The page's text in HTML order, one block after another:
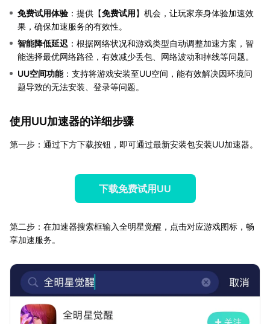
免费试用体验 ：提供【免费试用】机会，让玩家亲身体验加速效
果，确保加速服务的有效性。
智能降低延迟 ：根据网络状况和游戏类型自动调整加速方案，智
能选择最优网络路径，有效减少丢包、网络波动和掉线等问题。
UU空间功能：支持将游戏安装至UU空间，能有效解决因环境问
题导致的无法安装、登录等问题。
使用UU加速器的详细步骤
第一步：通过下方下载按钮，即可通过最新安装包安装UU加速器。
下载免费试用UU
第二步：在加速器搜索框输入全明星觉醒，点击对应游戏图标，畅
享加速服务。